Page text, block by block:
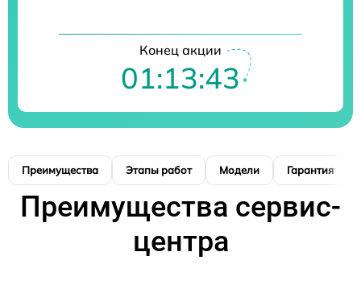
Конец акции
01:13:42
Преимущества Этапы работ Модели Гарантия
Преимущества сервис-
центра